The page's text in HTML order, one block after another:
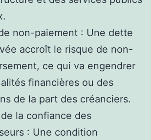
non-paiement : Une dette
accroît le risque de non-
ce qui va engendrer
financières ou des
de la part des créanciers.
la confiance des
: Une condition